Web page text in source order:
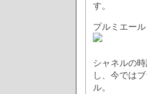
す。
プルミエー
シャネルの
し、今では
ル。